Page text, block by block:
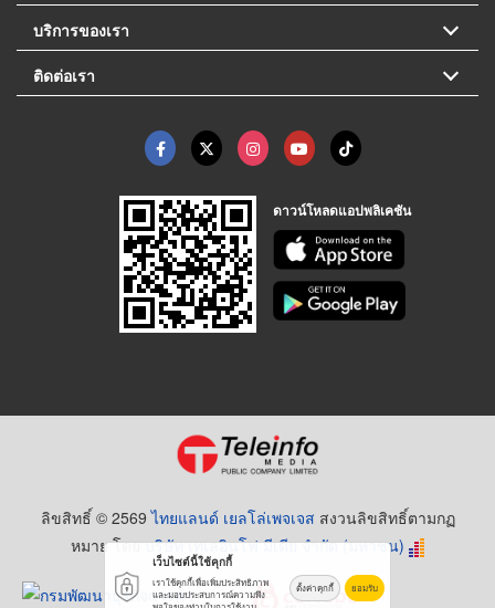
บริการของเรา
ติดต่อเรา
ดาวน์โหลดแอปพลิเคชัน
ลิขสิทธิ์ © 2569ไทยแลนด์ เยลโล่เพจเจส สงวนลิขสิทธิ์ตามกฏ
หมาย โดยบริษัท เทเลอินโฟ มีเดีย จำกัด (มหาชน)
เว็บไซต์นี้ใช้คุกกี้
เราใช้คุกกี้เพื่อเพิ่มประสิทธิภาพ
และมอบประสบการณ์ความพึง
ตั้งค่าคุกกี้ ยอมรับ